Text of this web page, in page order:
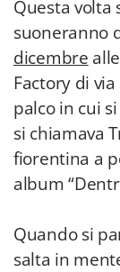
Questa volta
suoneranno
dicembre
Factory di
palco in cui
si chiamava
fiorentina a
album
Quando si
salta in